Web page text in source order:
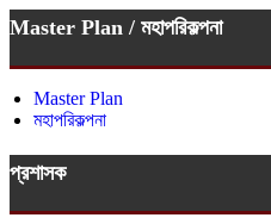
Master Plan / মহাপরিকল্পনা
Master Plan
মহাপরিকল্পনা
প্রশাসক